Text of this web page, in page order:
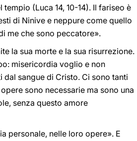
(Luca 14, 10-14). Il fariseo è
di Ninive e neppure come quello
me che sono peccatore».
la sua morte e la sua risurrezione.
misericordia voglio e non
sangue di Cristo. Ci sono tanti
sono necessarie ma sono una
senza questo amore
personale, nelle loro opere». E